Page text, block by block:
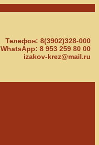
Телефон: 8(3902)328-000
WhatsApp: 8 953 259 80 00
izakov-krez@mail.ru